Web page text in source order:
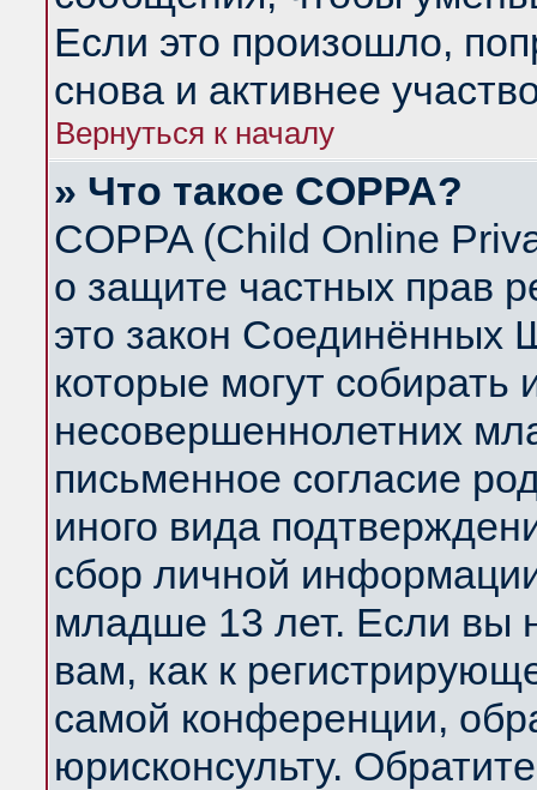
Если это произошло,
снова и активнее
Вернуться к началу
» Что такое COPPA?
COPPA (Child Online
о защите частных прав
это закон Соединённых
которые могут
несовершеннолетних
письменное согласие
иного вида
сбор личной
младше 13 лет. Если вы
вам, как к
самой конференции,
юрисконсульту.